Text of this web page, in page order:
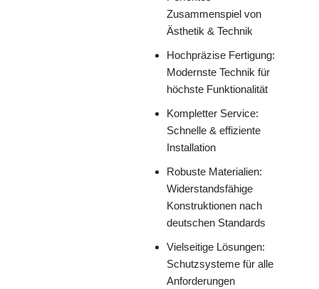
Zusammenspiel von
Ästhetik & Technik
Hochpräzise Fertigung:
Modernste Technik für
höchste Funktionalität
Kompletter Service:
Schnelle & effiziente
Installation
Robuste Materialien:
Widerstandsfähige
Konstruktionen nach
deutschen Standards
Vielseitige Lösungen:
Schutzsysteme für alle
Anforderungen